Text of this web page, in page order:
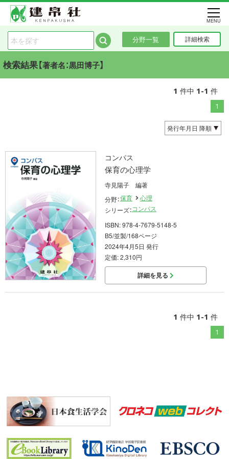
分野一覧 詳細検索
MENU
検索結果【著者名：黒田博子】
1 件中 1-1 件
1
コンパス
保育の心理学
寺見陽子 編著
分野：保育
心理
シリーズ：コンパス
ISBN: 978-4-7679-5148-5
B5/並製/168ページ
2024年4月5日 発行
定価: 2,310円
詳細を見る
1 件中 1-1 件
1